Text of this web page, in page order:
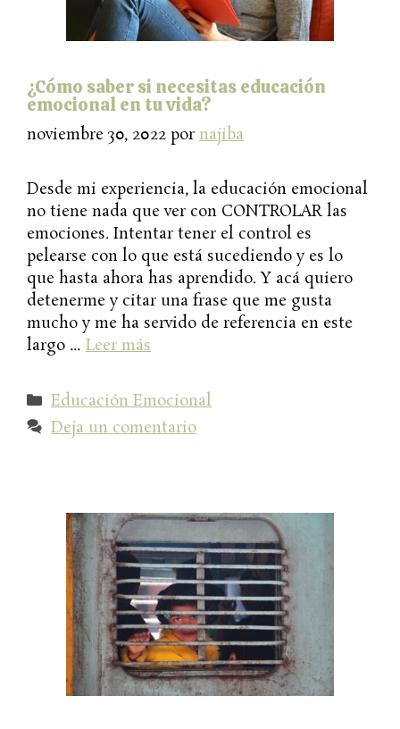
¿Cómo saber si necesitas educación
emocional en tu vida?
noviembre 30, 2022 por najiba
Desde mi experiencia, la educación emocional
no tiene nada que ver con CONTROLAR las
emociones. Intentar tener el control es
pelearse con lo que está sucediendo y es lo
que hasta ahora has aprendido. Y acá quiero
detenerme y citar una frase que me gusta
mucho y me ha servido de referencia en este
largo … Leer más
Categorías
Educación Emocional
Deja un comentario